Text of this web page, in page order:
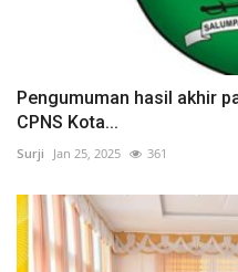
Pengumuman hasil akhir
CPNS Kota...
Surji Jan 25, 2025 361